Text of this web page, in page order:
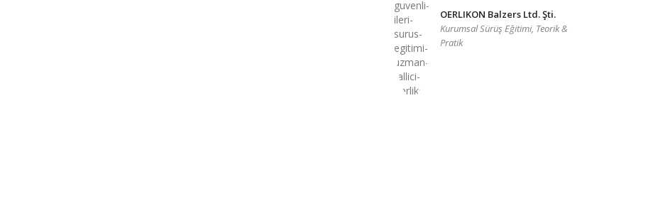
OERLIKON Balzers Ltd. Şti.
Kurumsal Sürüş Eğitimi, Teorik &
Pratik